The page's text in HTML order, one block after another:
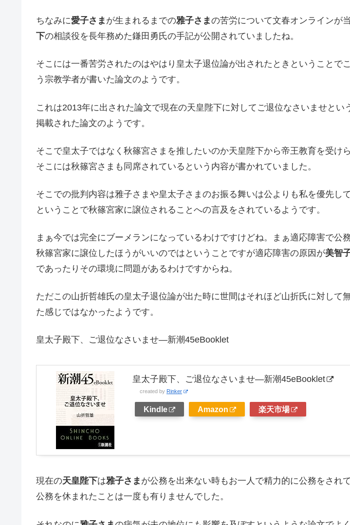
ちなみに愛子さま が生まれるまでの雅子さまの苦労について文春オンラインが
下の相談役を長年務めた鎌田勇氏の手記が公開されていましたね。
そこには一番苦労されたのはやはり皇太子退位論が出されたときということで
う宗教学者が書いた論文のようです。
これは2013年に出された論文で現在の天皇陛下に対してご退位なさいませとい
掲載された論文のようです。
そこで皇太子ではなく秋篠宮さまを推したいのか天皇陛下から帝王教育を受け
そこには秋篠宮さまも同席されているという内容が書かれていました。
そこでの批判内容は雅子さまや皇太子さまのお振る舞いは公よりも私を優先し
ということで秋篠宮家に譲位されることへの言及をされているようです。
まぁ今では完全にブーメランになっているわけですけどね。まぁ適応障害で公
秋篠宮家に譲位したほうがいいのではということですが適応障害の原因が美智
であったりその環境に問題があるわけですからね。
ただこの山折哲雄氏の皇太子退位論が出た時に世間はそれほど山折氏に対して
た感じではなかったようです。
皇太子殿下、ご退位なさいませ―新潮45eBooklet
皇太子殿下、ご退位なさいませ―新潮45eBooklet
created by Rinker
Kindle Amazon 楽天市場
現在の天皇陛下は雅子さま が公務を出来ない時もお一人で精力的に公務をされて
公務を休まれたことは一度も有りませんでした。